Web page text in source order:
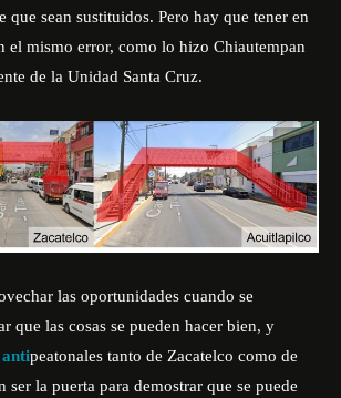
que sean sustituidos. Pero hay que tener en
el mismo error, como lo hizo Chiautempan
de la Unidad Santa Cruz.
las oportunidades cuando se
que las cosas se pueden hacer bien, y
antipeatonales tanto de Zacatelco como de
la puerta para demostrar que se puede